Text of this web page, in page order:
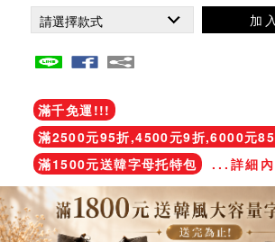
加
滿千免運!!!
滿2500元95折,4500元9折,6000元
滿1500元送韓字母托特包
...詳細